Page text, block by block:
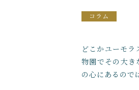
コラム
どこかユーモ
物園でその大き
の心にあるので